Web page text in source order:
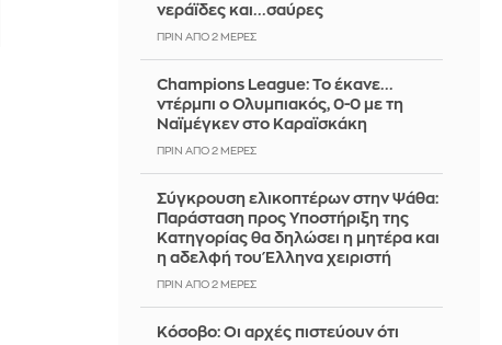
νεράϊδες και...σαύρες
ΠΡΙΝ ΑΠΌ 2 ΜΈΡΕΣ
Champions League: Το έκανε...
ντέρμπι ο Ολυμπιακός, 0-0 με τη
Ναϊμέγκεν στο Καραϊσκάκη
ΠΡΙΝ ΑΠΌ 2 ΜΈΡΕΣ
Σύγκρουση ελικοπτέρων στην Ψάθα:
Παράσταση προς Υποστήριξη της
Κατηγορίας θα δηλώσει η μητέρα και
η αδελφή του Έλληνα χειριστή
ΠΡΙΝ ΑΠΌ 2 ΜΈΡΕΣ
Κόσοβο: Οι αρχές πιστεύουν ότι